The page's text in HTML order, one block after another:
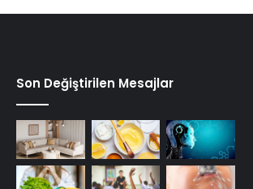
Son Değiştirilen Mesajlar